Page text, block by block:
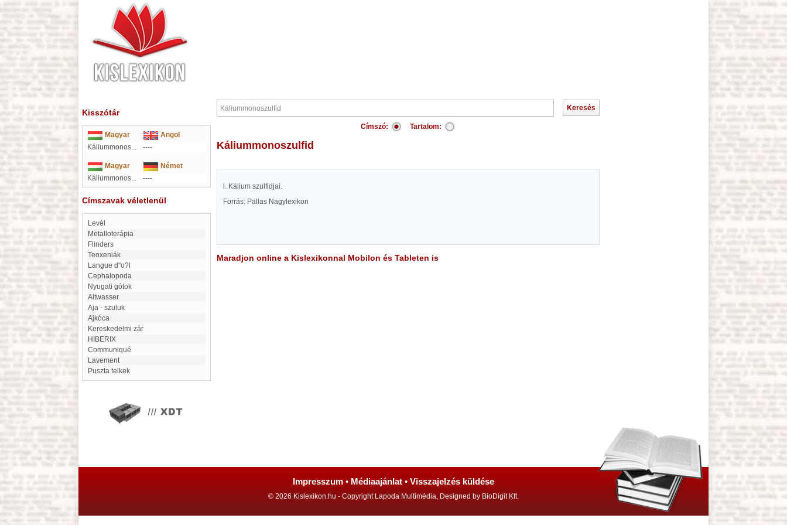
Kisszótár
Magyar
Angol
Káliummonos...
----
Magyar
Német
Káliummonos...
----
Címszavak véletlenül
Levél
metalloterápia
Flinders
Teoxeniák
Langue d"o?l
Cephalopoda
Nyugati gótok
Altwasser
Aja - szuluk
Ajkóca
Kereskedelmi zár
HIBERIX
Communiqué
Lavement
Puszta telkek
Címszó: Tartalom:
Káliummonoszulfid
l. Kálium szulfidjai.
Forrás: Pallas Nagylexikon
Maradjon online a Kislexikonnal Mobilon és Tableten is
Impresszum • Médiaajánlat • Visszajelzés küldése
© 2026 Kislexikon.hu - Copyright Lapoda Multimédia, Designed by BioDigit Kft.